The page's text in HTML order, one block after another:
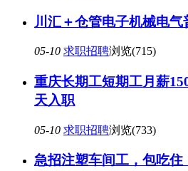
川汇＋仓管电子机械电气
05-10 求职招聘浏览(715)
重庆长期工短期工月薪
天入职
05-10 求职招聘浏览(733)
急招注塑车间工，包吃住